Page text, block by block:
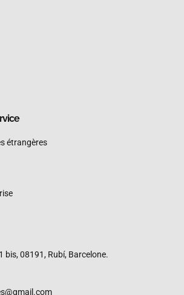
étrangères
bis, 08191, Rubí, Barcelone.